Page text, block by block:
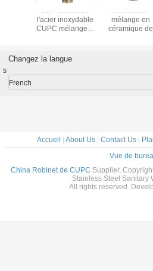
Nouvelle
conception
robinet durable de
céramique flexible
rotative de 360
degrés pour des
Robinet de
sans plomb de
salle de bains
Changez la langue
s
French
Accueil | About Us| Contact Us|
Vue de
China Robinet de CUPC Supplier.
Stainless Steel Sanitary
All rights reserved.